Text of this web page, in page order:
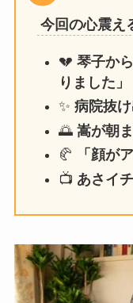
今回の心震え
💔 琴子か
りました」
✨ 病院抜
🌅 嵩が朝
🥐
「顔が
📺 あさイ